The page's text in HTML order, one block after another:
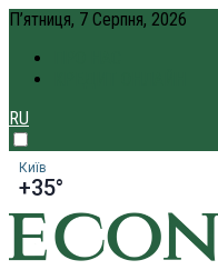
П’ятниця, 7 Серпня, 2026
RU
Київ
+35°